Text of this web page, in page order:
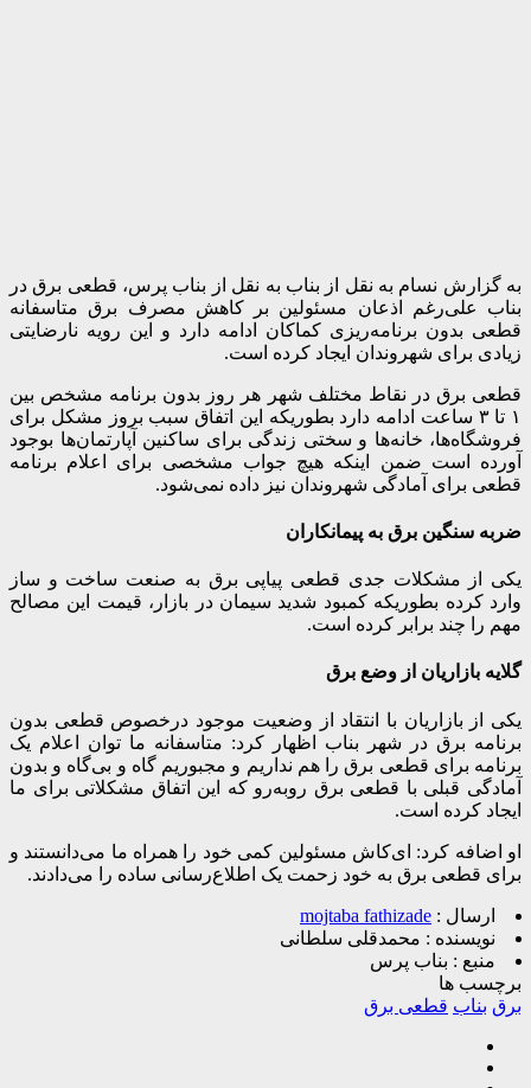
به گزارش نسام به نقل از بناب به نقل از بناب پرس، قطعی برق در
بناب علی‌رغم اذعان مسئولین بر کاهش مصرف برق متاسفانه
قطعی بدون برنامه‌ریزی کماکان ادامه دارد و این رویه نارضایتی
زیادی برای شهروندان ایجاد کرده است.
قطعی برق در نقاط مختلف شهر هر روز بدون برنامه مشخص بین
۱ تا ۳ ساعت ادامه دارد بطوریکه این اتفاق سبب بروز مشکل برای
فروشگاه‌ها، خانه‌ها و سختی زندگی برای ساکنین آپارتمان‌ها بوجود
آورده است ضمن اینکه هیچ جواب مشخصی برای اعلام برنامه
قطعی برای آمادگی شهروندان نیز داده نمی‌شود.
ضربه سنگین برق به پیمانکاران
یکی از مشکلات جدی قطعی پیاپی برق به صنعت ساخت و ساز
وارد کرده بطوریکه کمبود شدید سیمان در بازار، قیمت این مصالح
مهم را چند برابر کرده است.
گلایه بازاریان از وضع برق
یکی از بازاریان با انتقاد از وضعیت موجود درخصوص قطعی بدون
برنامه برق در شهر بناب اظهار کرد: متاسفانه ما توان اعلام یک
برنامه برای قطعی برق را هم نداریم و مجبوریم گاه و بی‌گاه و بدون
آمادگی قبلی با قطعی برق روبه‌رو که این اتفاق مشکلاتی برای ما
ایجاد کرده است.
او اضافه کرد: ای‌کاش مسئولین کمی خود را همراه ما می‌دانستند و
برای قطعی برق به خود زحمت یک اطلاع‌رسانی ساده را می‌دادند.
ارسال : mojtaba fathizade
نویسنده : محمدقلی سلطانی
منبع : بناب پرس
برچسب ها
برق بناب قطعی برق